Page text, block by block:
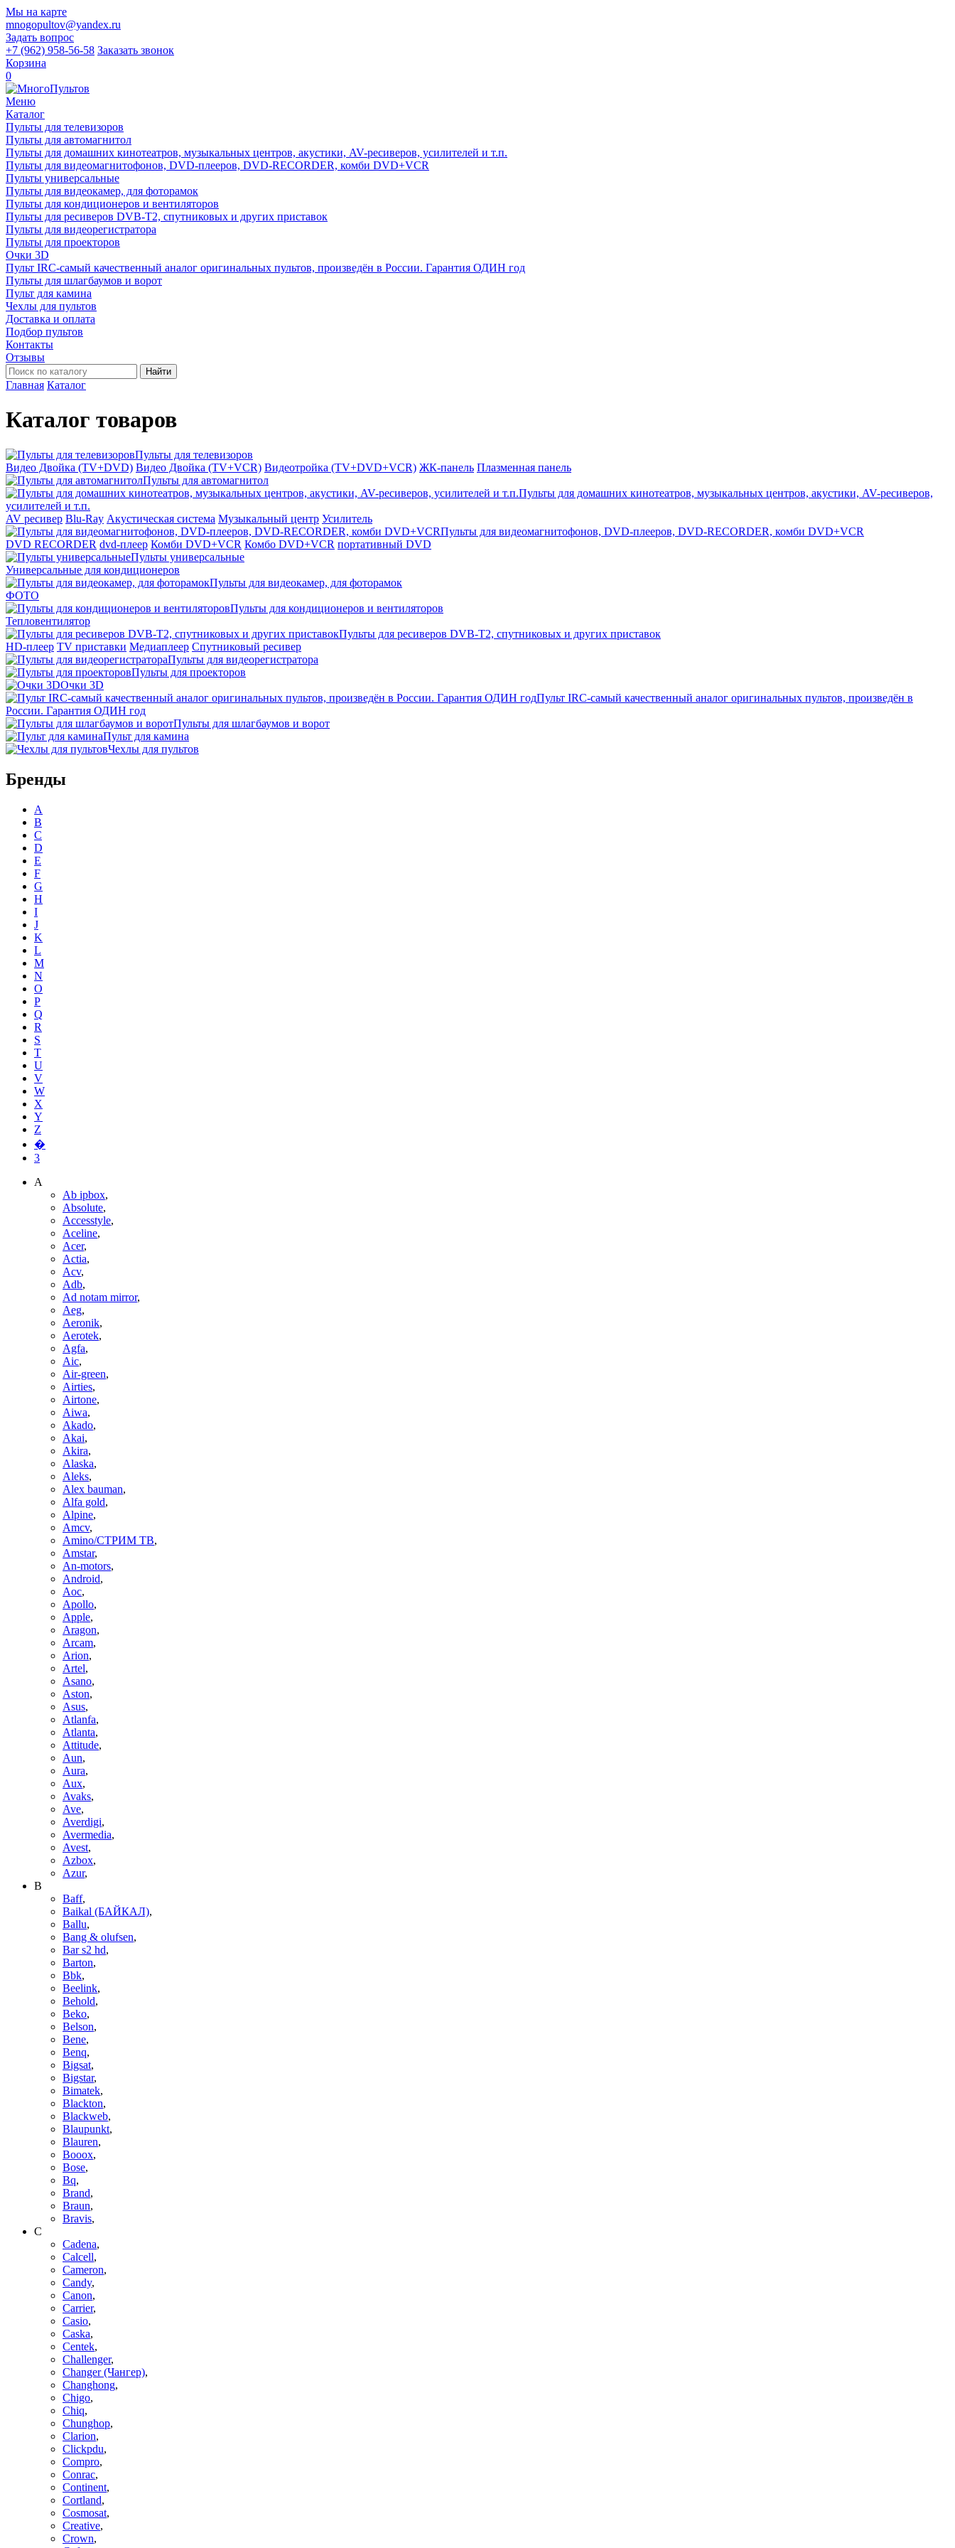
Мы на карте
mnogopultov@yandex.ru
Задать вопрос
+7 (962) 958-56-58 Заказать звонок
Корзина
0
Меню
Каталог
Пульты для телевизоров
Пульты для автомагнитол
Пульты для домашних кинотеатров, музыкальных центров, акустики, AV-ресиверов, усилителей и т.п.
Пульты для видеомагнитофонов, DVD-плееров, DVD-RECORDER, комби DVD+VCR
Пульты универсальные
Пульты для видеокамер, для фоторамок
Пульты для кондиционеров и вентиляторов
Пульты для ресиверов DVB-T2, спутниковых и других приставок
Пульты для видеорегистратора
Пульты для проекторов
Очки 3D
Пульт IRC-самый качественный аналог оригинальных пультов, произведён в России. Гарантия ОДИН год
Пульты для шлагбаумов и ворот
Пульт для камина
Чехлы для пультов
Доставка и оплата
Подбор пультов
Контакты
Отзывы
Найти
Главная Каталог
Каталог товаров
Пульты для телевизоров
Видео Двойка (TV+DVD) Видео Двойка (TV+VCR) Видеотройка (TV+DVD+VCR) ЖК-панель Плазменная панель
Пульты для автомагнитол
Пульты для домашних кинотеатров, музыкальных центров, акустики, AV-ресиверов,
усилителей и т.п.
AV ресивер Blu-Ray Акустическая система Музыкальный центр Усилитель
Пульты для видеомагнитофонов, DVD-плееров, DVD-RECORDER, комби DVD+VCR
DVD RECORDER dvd-плеер Комби DVD+VCR Комбо DVD+VCR портативный DVD
Пульты универсальные
Универсальные для кондиционеров
Пульты для видеокамер, для фоторамок
ФОТО
Пульты для кондиционеров и вентиляторов
Тепловентилятор
Пульты для ресиверов DVB-T2, спутниковых и других приставок
HD-плеер TV приставки Медиаплеер Спутниковый ресивер
Пульты для видеорегистратора
Пульты для проекторов
Очки 3D
Пульт IRC-самый качественный аналог оригинальных пультов, произведён в
России. Гарантия ОДИН год
Пульты для шлагбаумов и ворот
Пульт для камина
Чехлы для пультов
Бренды
A
B
C
D
E
F
G
H
I
J
K
L
M
N
O
P
Q
R
S
T
U
V
W
X
Y
Z
�
3
A
Ab ipbox,
Absolute,
Accesstyle,
Aceline,
Acer,
Actia,
Acv,
Adb,
Ad notam mirror,
Aeg,
Aeronik,
Aerotek,
Agfa,
Aic,
Air-green,
Airties,
Airtone,
Aiwa,
Akado,
Akai,
Akira,
Alaska,
Aleks,
Alex bauman,
Alfa gold,
Alpine,
Amcv,
Amino/СТРИМ ТВ,
Amstar,
An-motors,
Android,
Aoc,
Apollo,
Apple,
Aragon,
Arcam,
Arion,
Artel,
Asano,
Aston,
Asus,
Atlanfa,
Atlanta,
Attitude,
Aun,
Aura,
Aux,
Avaks,
Ave,
Averdigi,
Avermedia,
Avest,
Azbox,
Azur,
B
Baff,
Baikal (БАЙКАЛ),
Ballu,
Bang & olufsen,
Bar s2 hd,
Barton,
Bbk,
Beelink,
Behold,
Beko,
Belson,
Bene,
Benq,
Bigsat,
Bigstar,
Bimatek,
Blackton,
Blackweb,
Blaupunkt,
Blauren,
Booox,
Bose,
Bq,
Brand,
Braun,
Bravis,
C
Cadena,
Calcell,
Cameron,
Candy,
Canon,
Carrier,
Casio,
Caska,
Centek,
Challenger,
Changer (Чангер),
Changhong,
Chigo,
Chiq,
Chunghop,
Clarion,
Clickpdu,
Compro,
Conrac,
Continent,
Cortland,
Cosmosat,
Creative,
Crown,